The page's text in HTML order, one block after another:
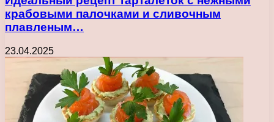
крабовыми палочками и сливочным
плавленым…
23.04.2025